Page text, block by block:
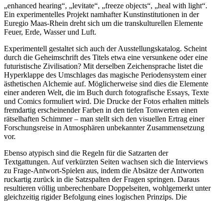
„enhanced hearing“, „levitate“, „freeze objects“, „heal with light“.
Ein experimentelles Projekt namhafter Kunstinstitutionen in der
Euregio Maas-Rhein dreht sich um die transkulturellen Elemente
Feuer, Erde, Wasser und Luft.
Experimentell gestaltet sich auch der Ausstellungskatalog. Scheint
durch die Geheimschrift des Titels etwa eine versunkene oder eine
futuristische Zivilisation? Mit derselben Zeichensprache listet die
Hyperklappe des Umschlages das magische Periodensystem einer
ästhetischen Alchemie auf. Möglicherweise sind dies die Elemente
einer anderen Welt, die im Buch durch fotografische Essays, Texte
und Comics formuliert wird. Die Drucke der Fotos erhalten mittels
fremdartig erscheinender Farben in den tiefen Tonwerten einen
rätselhaften Schimmer – man stellt sich den visuellen Ertrag einer
Forschungsreise in Atmosphären unbekannter Zusammensetzung
vor.
Ebenso atypisch sind die Regeln für die Satzarten der
Textgattungen. Auf verkürzten Seiten wachsen sich die Interviews
zu Frage-Antwort-Spielen aus, indem die Absätze der Antworten
ruckartig zurück in die Satzspalten der Fragen springen. Daraus
resultieren völlig unberechenbare Doppelseiten, wohlgemerkt unter
gleichzeitig rigider Befolgung eines logischen Prinzips. Die